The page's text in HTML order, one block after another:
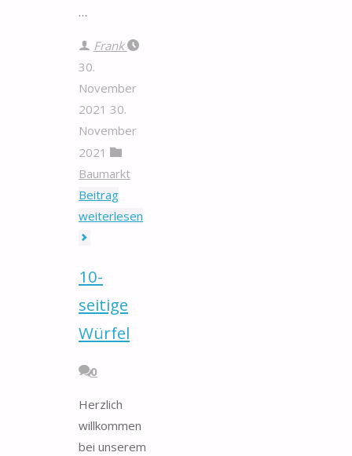
…
Frank
30.
November
2021 30.
November
2021
Baumarkt
Beitrag
weiterlesen
10-
seitige
Würfel
0
Herzlich
willkommen
bei unserem